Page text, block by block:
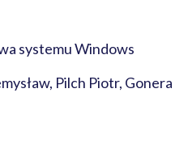
systemu Windows
Pilch Piotr, Gonera